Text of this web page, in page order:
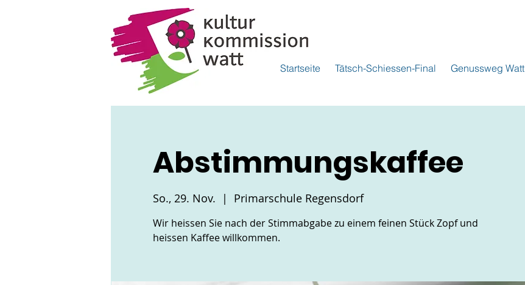
Startseite Tätsch-Schiessen-Final Genussweg Watt
Abstimmungskaffee
So., 29. Nov.
  |
Primarschule Regensdorf
Wir heissen Sie nach der Stimmabgabe zu einem feinen Stück Zopf und
heissen Kaffee willkommen.